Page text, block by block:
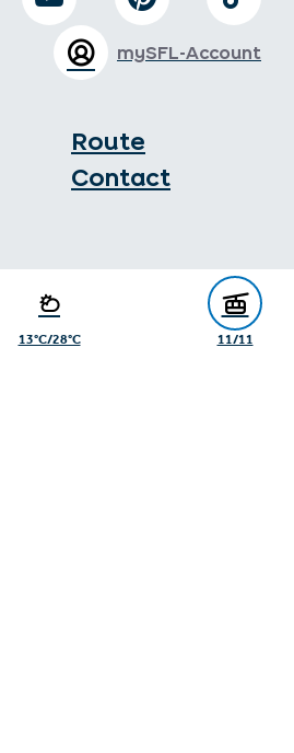
13°C/28°C 11/11
Route
Contact
mySFL-Account